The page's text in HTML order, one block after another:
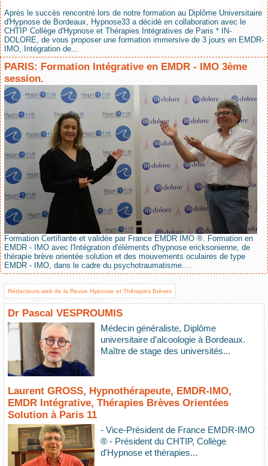
Après le succès rencontré lors de notre formation au Diplôme Universitaire
d'Hypnose de Bordeaux, Hypnose33 a décidé en collaboration avec le
CHTIP Collège d'Hypnose et Thérapies Intégratives de Paris * IN-
DOLORE, de vous proposer une formation immersive de 3 jours en EMDR-
IMO, Intégration de...
PARIS: Formation Intégrative en EMDR - IMO 3ème
session.
Formation Certifiante et validée par France EMDR IMO ®. Formation en
EMDR - IMO avec l'Intégration d'éléments d'hypnose ericksonienne, de
thérapie brève orientée solution et des mouvements oculaires de type
EMDR - IMO, dans le cadre du psychotraumatisme....
Rédacteurs web de la Revue Hypnose et Thérapies Brèves
Dr Pascal VESPROUMIS
Médecin généraliste, Diplôme
universitaire d’alcoologie à Bordeaux.
Maître de stage des universités...
Laurent GROSS, Hypnothérapeute, EMDR-IMO,
EMDR Intégrative, Thérapies Brèves Orientées
Solution à Paris 11
- Vice-Président de France EMDR-IMO
® - Président du CHTIP, Collège
d'Hypnose et thérapies...